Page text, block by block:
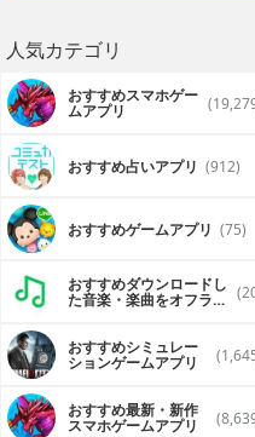
人気カテゴリ
おすすめスマホゲー
ムアプリ
おすすめ占いアプリ (912)
おすすめゲームアプリ (75)
おすすめダウンロードし
た音楽・楽曲をオフライ
おすすめシミュレー
ションゲームアプリ
おすすめ最新・新作
スマホゲームアプリ